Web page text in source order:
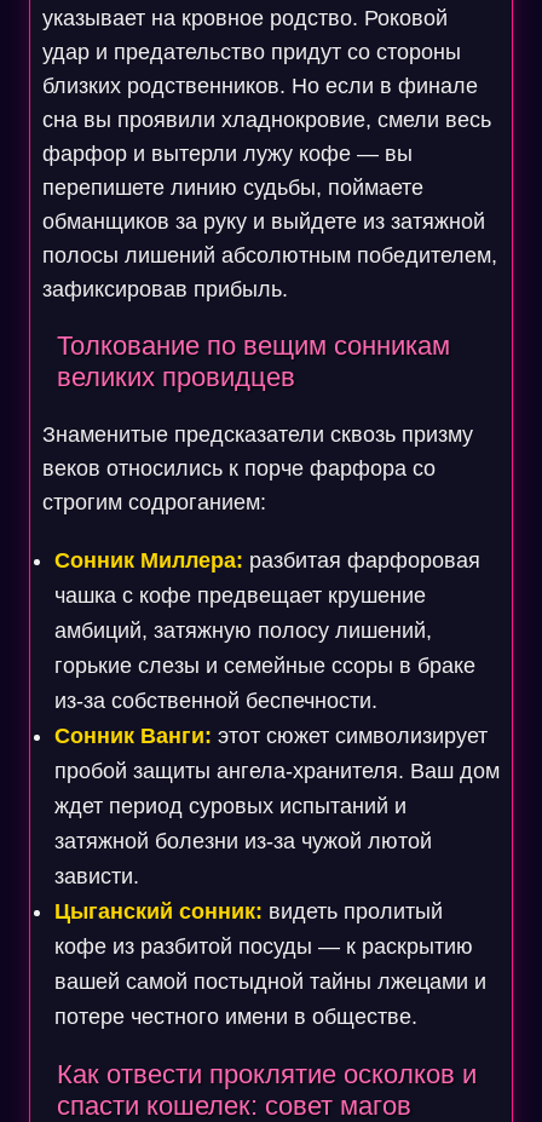
указывает на кровное родство. Роковой
удар и предательство придут со стороны
близких родственников. Но если в финале
сна вы проявили хладнокровие, смели весь
фарфор и вытерли лужу кофе — вы
перепишете линию судьбы, поймаете
обманщиков за руку и выйдете из затяжной
полосы лишений абсолютным победителем,
зафиксировав прибыль.
Толкование по вещим сонникам
великих провидцев
Знаменитые предсказатели сквозь призму
веков относились к порче фарфора со
строгим содроганием:
Сонник Миллера: разбитая фарфоровая
чашка с кофе предвещает крушение
амбиций, затяжную полосу лишений,
горькие слезы и семейные ссоры в браке
из-за собственной беспечности.
Сонник Ванги: этот сюжет символизирует
пробой защиты ангела-хранителя. Ваш дом
ждет период суровых испытаний и
затяжной болезни из-за чужой лютой
зависти.
Цыганский сонник: видеть пролитый
кофе из разбитой посуды — к раскрытию
вашей самой постыдной тайны лжецами и
потере честного имени в обществе.
Как отвести проклятие осколков и
спасти кошелек: совет магов